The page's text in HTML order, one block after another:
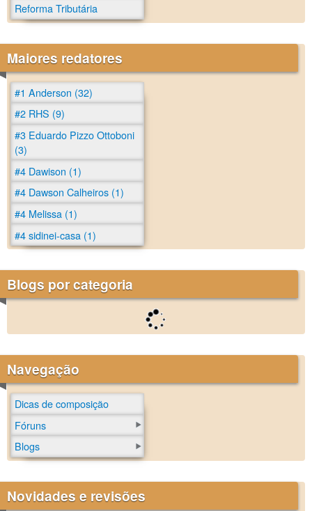
Reforma Tributária
Maiores redatores
#1 Anderson (32)
#2 RHS (9)
#3 Eduardo Pizzo Ottoboni
(3)
#4 Dawison (1)
#4 Dawson Calheiros (1)
#4 Melissa (1)
#4 sidinei-casa (1)
Blogs por categoria
Navegação
Dicas de composição
Fóruns
Blogs
Novidades e revisões